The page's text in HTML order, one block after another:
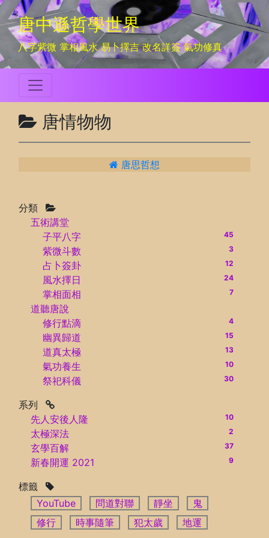
唐中遜哲學世界
八字紫微 掌相風水 易卜擇吉 改名詳簽 氣功修真
唐情物物
唐思哲想
分類
五術講堂
子平八字
45
紫微斗數 3
占卜簽卦 12
風水擇日 24
掌相面相 7
道聽唐說
修行點滴
4
幽異歸道 15
道真太極 13
氣功養生 10
祭祀科儀 30
系列
先人安後人隆
10
太極深法 2
玄學百解 37
新春開運 2021 9
標籤
YouTube
問道對聯 靜坐
鬼
修行
時事隨筆 犯太歲 地運